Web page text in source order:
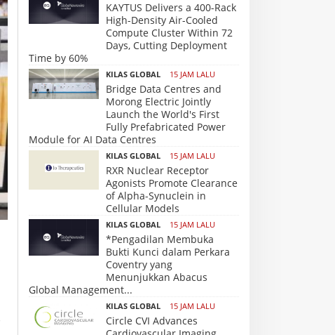
KAYTUS Delivers a 400-Rack
High-Density Air-Cooled
Compute Cluster Within 72
Days, Cutting Deployment
Time by 60%
KILAS GLOBAL 15 JAM LALU
Bridge Data Centres and
Morong Electric Jointly
Launch the World's First
Fully Prefabricated Power
Module for AI Data Centres
KILAS GLOBAL 15 JAM LALU
RXR Nuclear Receptor
Agonists Promote Clearance
of Alpha-Synuclein in
Cellular Models
KILAS GLOBAL 15 JAM LALU
*Pengadilan Membuka
Bukti Kunci dalam Perkara
Coventry yang
Menunjukkan Abacus
Global Management...
KILAS GLOBAL 15 JAM LALU
Circle CVI Advances